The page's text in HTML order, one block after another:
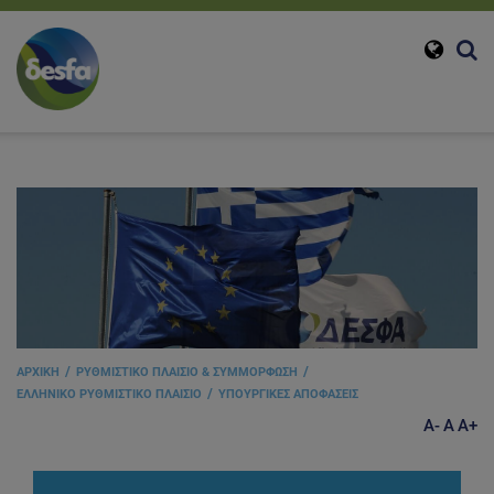
ΑΡΧΙΚΗ
ΡΥΘΜΙΣΤΙΚΟ ΠΛΑΙΣΙΟ & ΣΥΜΜΟΡΦΩΣΗ
ΕΛΛΗΝΙΚΟ ΡΥΘΜΙΣΤΙΚΟ ΠΛΑΙΣΙΟ
ΥΠΟΥΡΓΙΚΕΣ ΑΠΟΦΑΣΕΙΣ
A-AA+